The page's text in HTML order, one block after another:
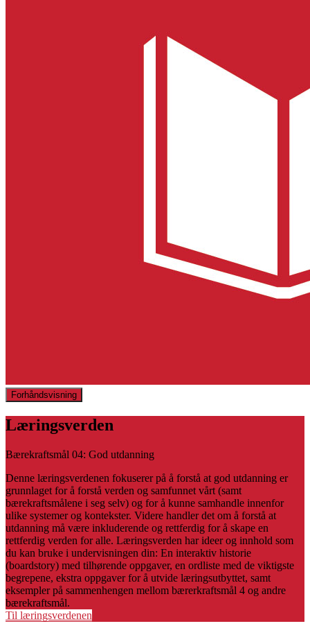
Forhåndsvisning
Læringsverden
Bærekraftsmål 04: God utdanning
Denne læringsverdenen fokuserer på å forstå at god utdanning er
grunnlaget for å forstå verden og samfunnet vårt (samt
bærekraftsmålene i seg selv) og for å kunne samhandle innenfor
ulike systemer og kontekster. Videre handler det om å forstå at
utdanning må være inkluderende og rettferdig for å skape en
rettferdig verden for alle. Læringsverden har ideer og innhold som
du kan bruke i undervisningen din: En interaktiv historie
(boardstory) med tilhørende oppgaver, en ordliste med de viktigste
begrepene, ekstra oppgaver for å utvide læringsutbyttet, samt
eksempler på sammenhengen mellom bærerkraftsmål 4 og andre
bærekraftsmål.
Til læringsverdenen